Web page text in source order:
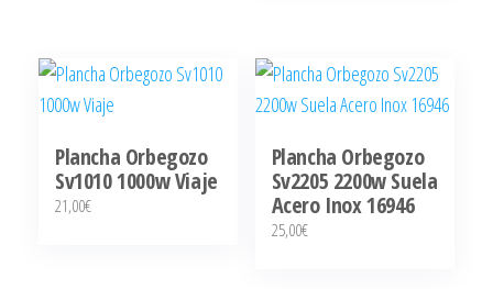
Plancha Orbegozo
Sv1010 1000w Viaje
21,00€
Plancha Orbegozo
Sv2205 2200w Suela
Acero Inox 16946
25,00€